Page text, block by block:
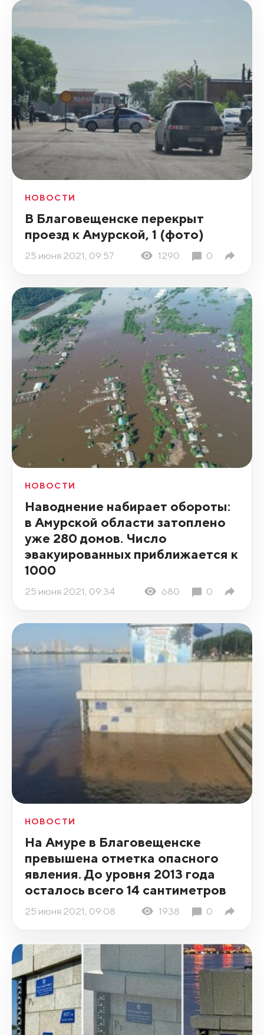
НОВОСТИ
В Благовещенске перекрыт
проезд к Амурской, 1 (фото)
25 июня 2021, 09:57 1290 0
НОВОСТИ
Наводнение набирает обороты:
в Амурской области затоплено
уже 280 домов. Число
эвакуированных приближается к
1000
25 июня 2021, 09:34 680 0
НОВОСТИ
На Амуре в Благовещенске
превышена отметка опасного
явления. До уровня 2013 года
осталось всего 14 сантиметров
25 июня 2021, 09:08 1938 0